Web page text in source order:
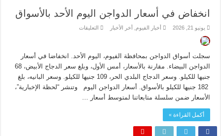
انخفاض في أسعار الدواجن اليوم الأحد بالأسواق
يونيو 21, 2026 أخبار الفيوم أخر الأخبار التعليقاتعلى
الدواجن
اليوم
الأحد
بالأسواق
مغلقة
سجلت أسواق الدواجن بمحافظة الفيوم، اليوم الأحد. انخفاضا في أسعار
الدواجن البيضاء. مقارنة بالأسعار، أمس الأول، وبلغ سعر الدجاج الأبيض، 68
جنيها للكيلو. وسعر الدجاج البلدي الحر، 109 جنيها للكيلو. وسعر البانيه، بلغ
182 جنيها للكيلو بالأسواق. أسعار الدواجن اليوم وتنشر “لحظة الإخبارية”،
الأسعار ضمن سلسلة متابعاتنا لمتوسط أسعار …
أكمل القراءة »